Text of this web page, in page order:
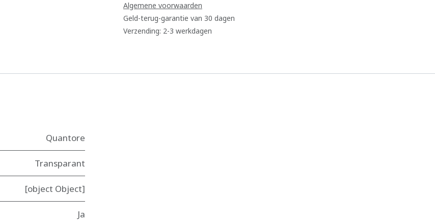
Algemene voorwaarden
Geld-terug-garantie van 30 dagen
Verzending: 2-3 werkdagen
Quantore
Transparant
[object Object]
Ja